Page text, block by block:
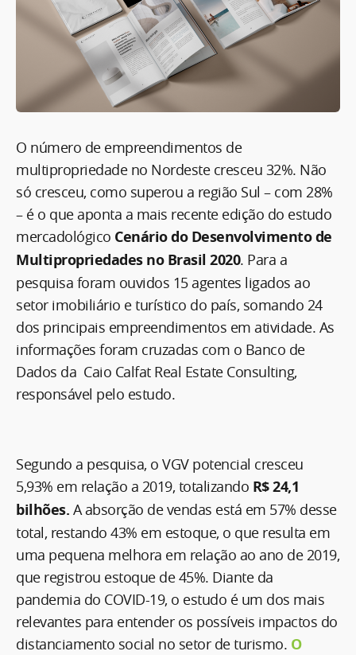
O número de empreendimentos de
multipropriedade no Nordeste cresceu 32%. Não
só cresceu, como superou a região Sul – com 28%
– é o que aponta a mais recente edição do estudo
mercadológico Cenário do Desenvolvimento de
Multipropriedades no Brasil 2020. Para a
pesquisa foram ouvidos 15 agentes ligados ao
setor imobiliário e turístico do país, somando 24
dos principais empreendimentos em atividade. As
informações foram cruzadas com o Banco de
Dados da Caio Calfat Real Estate Consulting,
responsável pelo estudo.
Segundo a pesquisa, o VGV potencial cresceu
5,93% em relação a 2019, totalizando R$ 24,1
bilhões. A absorção de vendas está em 57% desse
total, restando 43% em estoque, o que resulta em
uma pequena melhora em relação ao ano de 2019,
que registrou estoque de 45%. Diante da
pandemia do COVID-19, o estudo é um dos mais
relevantes para entender os possíveis impactos do
distanciamento social no setor de turismo. O